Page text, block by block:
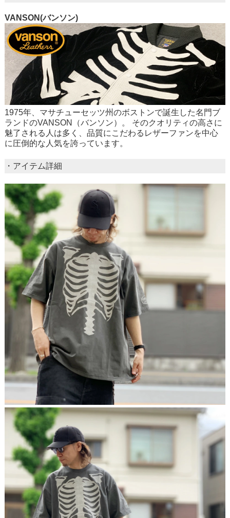
VANSON(バンソン)
1975年、マサチューセッツ州のボストンで誕生した名門ブ
ランドのVANSON（バンソン）。 そのクオリティの高さに
魅了される人は多く、品質にこだわるレザーファンを中心
に圧倒的な人気を誇っています。
・アイテム詳細